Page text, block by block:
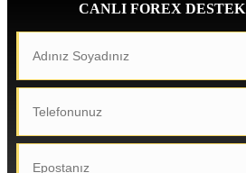
CANLI FOREX